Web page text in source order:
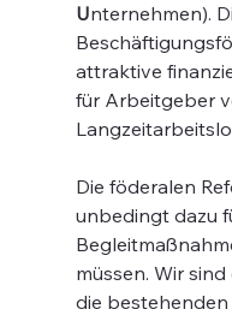
Unternehmen).
attraktive
für Arbeitgeber
Die föderalen
unbedingt dazu
müssen. Wir
die